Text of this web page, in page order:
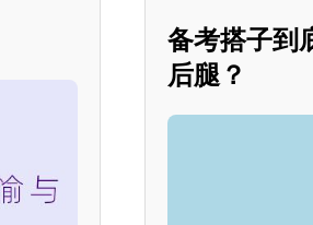
备考搭子到
后腿？